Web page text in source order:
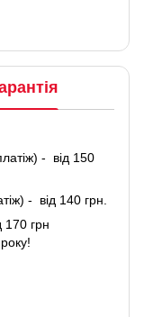
- від 150
- від 140 грн.
170 грн